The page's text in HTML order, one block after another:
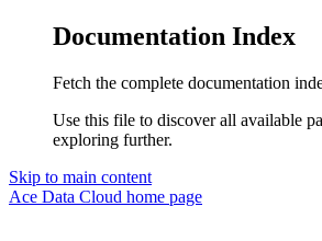
Documentation Index
Fetch the complete documentation
Use this file to discover all available
exploring further.
Skip to main content
Ace Data Cloud home page